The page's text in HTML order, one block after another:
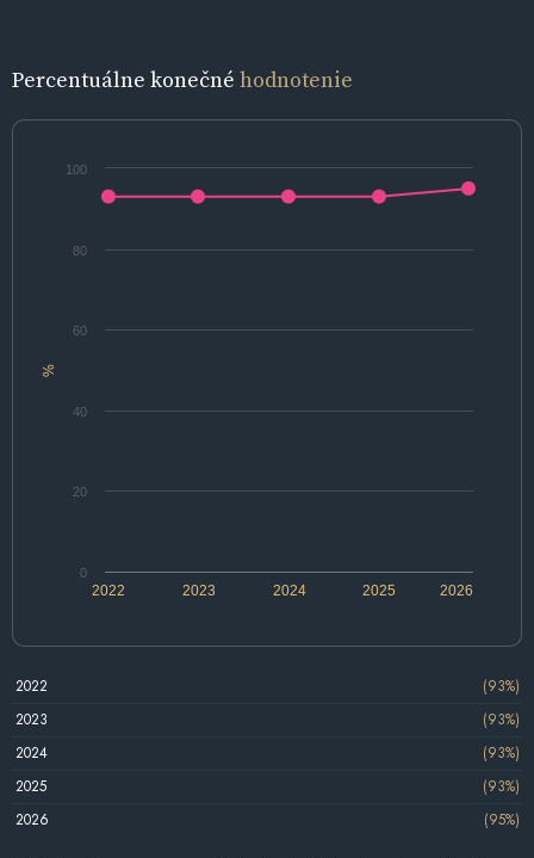
Percentuálne konečné hodnotenie
%
2022 2024 2026
2023 2025
0
20
40
60
80
100
2022
(93%)
2023
(93%)
2024
(93%)
2025
(93%)
2026
(95%)